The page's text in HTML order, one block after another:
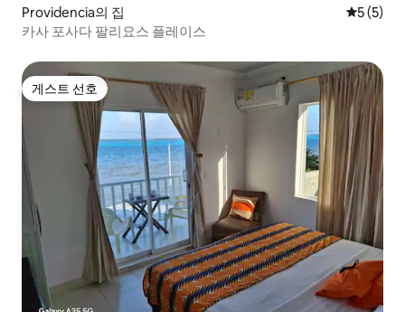
Providencia의 집 평점 5점
5 (5)
카사 포사다 팔리요스 플레이스
게스트 선호
게스트 선호